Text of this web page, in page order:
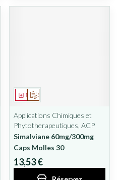
Sur prescription
Médicament
Applications Chimiques et
Phytotherapeutiques, ACP
Simalviane 60mg/300mg
Caps Molles 30
13,53 €